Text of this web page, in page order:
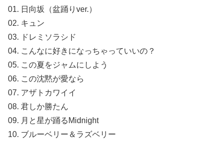
01. 日向坂（盆踊りver.）
02. キュン
03. ドレミソラシド
04. こんなに好きになっちゃっていいの？
05. この夏をジャムにしよう
06. この沈黙が愛なら
07. アザトカワイイ
08. 君しか勝たん
09. 月と星が踊るMidnight
10. ブルーベリー＆ラズベリー